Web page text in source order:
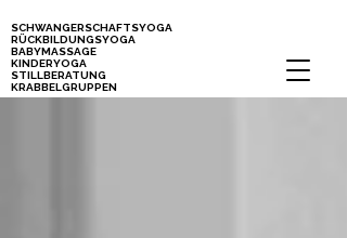
SCHWANGERSCHAFTSYOGA
RÜCKBILDUNGSYOGA
BABYMASSAGE
KINDERYOGA
STILLBERATUNG
KRABBELGRUPPEN